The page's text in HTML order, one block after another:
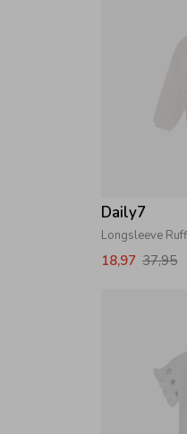
Daily7
Longsleeve
18,97 37,95